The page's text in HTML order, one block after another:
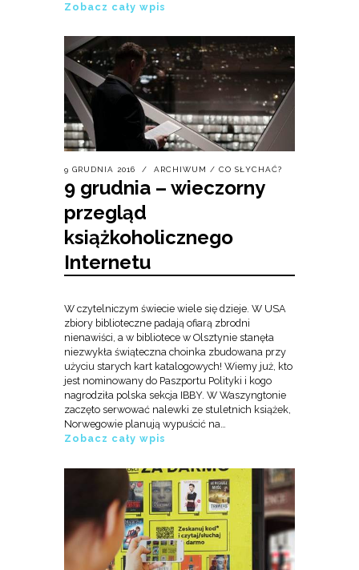
Zobacz cały wpis
9 GRUDNIA 2016 ARCHIWUM / CO SŁYCHAĆ?
9 grudnia – wieczorny
przegląd
książkoholicznego
Internetu
W czytelniczym świecie wiele się dzieje. W USA
zbiory biblioteczne padają ofiarą zbrodni
nienawiści, a w bibliotece w Olsztynie stanęła
niezwykła świąteczna choinka zbudowana przy
użyciu starych kart katalogowych! Wiemy już, kto
jest nominowany do Paszportu Polityki i kogo
nagrodziła polska sekcja IBBY. W Waszyngtonie
zaczęto serwować nalewki ze stuletnich książek,
Norwegowie planują wypuścić na…
Zobacz cały wpis